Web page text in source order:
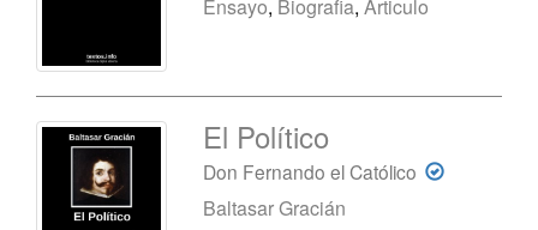
Ensayo, Biografia,Articulo
El Político
Don Fernando el Católico
Baltasar Gracián